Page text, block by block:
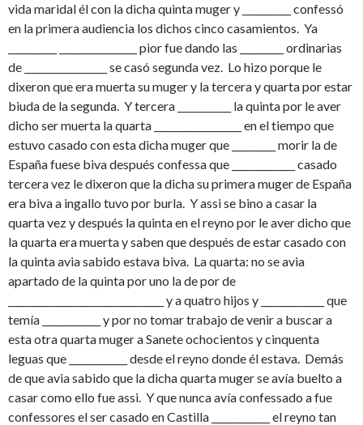
vida maridal él con la dicha quinta muger y __________ confessó
en la primera audiencia los dichos cinco casamientos. Ya
__________ ________________ pior fue dando las _________ ordinarias
de _________________ se casó segunda vez. Lo hizo porque le
dixeron que era muerta su muger y la tercera y quarta por estar
biuda de la segunda. Y tercera ___________ la quinta por le aver
dicho ser muerta la quarta __________________ en el tiempo que
estuvo casado con esta dicha muger que _________ morir la de
España fuese biva después confessa que _____________ casado
tercera vez le dixeron que la dicha su primera muger de España
era biva a ingallo tuvo por burla. Y assi se bino a casar la
quarta vez y después la quinta en el reyno por le aver dicho que
la quarta era muerta y saben que después de estar casado con
la quinta avia sabido estava biva. La quarta: no se avia
apartado de la quinta por uno la de por de
________________________________ y a quatro hijos y _____________ que
temía ____________ y por no tomar trabajo de venir a buscar a
esta otra quarta muger a Sanete ochocientos y cinquenta
leguas que ____________ desde el reyno donde él estava. Demás
de que avia sabido que la dicha quarta muger se avía buelto a
casar como ello fue assi. Y que nunca avía confessado a fue
confessores el ser casado en Castilla ____________ el reyno tan